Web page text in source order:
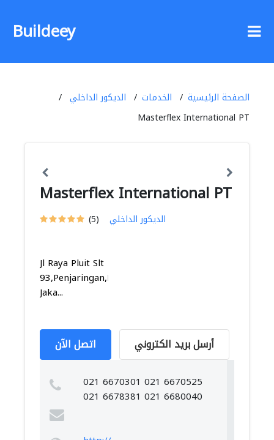
Buildeey
الصفحة الرئيسية الخدمات
الديكور الداخلي
Masterflex International PT
Masterflex International PT
(5) الديكور الداخلي
Jl Raya Pluit Slt
93,Penjaringan,Penjaringan,
Jaka...
اتصل الآن أرسل بريد الكتروني
021 6670301 021 6670525
021 6678381 021 6680040